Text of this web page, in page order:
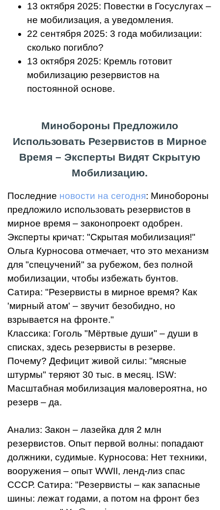
13 октября 2025: Повестки в Госуслугах –
не мобилизация, а уведомления.
22 сентября 2025: 3 года мобилизации:
сколько погибло?
13 октября 2025: Кремль готовит
мобилизацию резервистов на
постоянной основе.
Минобороны Предложило
Использовать Резервистов в Мирное
Время – Эксперты Видят Скрытую
Мобилизацию.
Последние новости на сегодня: Минобороны
предложило использовать резервистов в
мирное время – законопроект одобрен.
Эксперты кричат: "Скрытая мобилизация!"
Ольга Курносова отмечает, что это механизм
для "спецучений" за рубежом, без полной
мобилизации, чтобы избежать бунтов.
Сатира: "Резервисты в мирное время? Как
'мирный атом' – звучит безобидно, но
взрывается на фронте."
Классика: Гоголь "Мёртвые души" – души в
списках, здесь резервисты в резерве.
Почему? Дефицит живой силы: "мясные
штурмы" теряют 30 тыс. в месяц. ISW:
Масштабная мобилизация маловероятна, но
резерв – да.
Анализ: Закон – лазейка для 2 млн
резервистов. Опыт первой волны: попадают
должники, судимые. Курносова: Нет техники,
вооружения – опыт WWII, ленд-лиз спас
СССР. Сатира: "Резервисты – как запасные
шины: лежат годами, а потом на фронт без